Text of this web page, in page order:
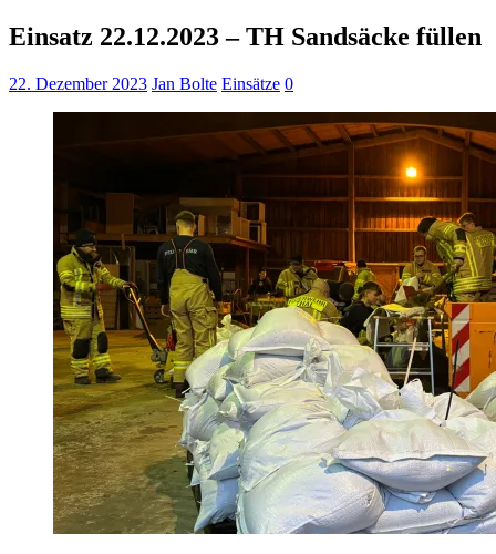
Einsatz 22.12.2023 – TH Sandsäcke füllen
22. Dezember 2023 Jan Bolte Einsätze 0